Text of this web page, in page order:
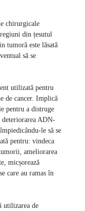
chirurgicale
din țesutul
tumoră este lăsată
să se
utilizată pentru
de cancer. Implică
pentru a distruge
deteriorarea ADN-
le să se
pentru: vindeca
ameliorarea
micșorează
care au ramas în
de